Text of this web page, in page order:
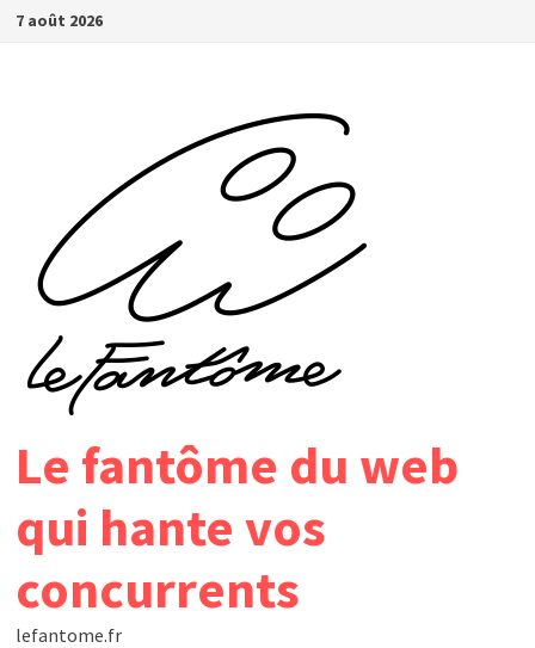
Passer
7 août 2026
Le fantôme du web
qui hante vos
concurrents
lefantome.fr